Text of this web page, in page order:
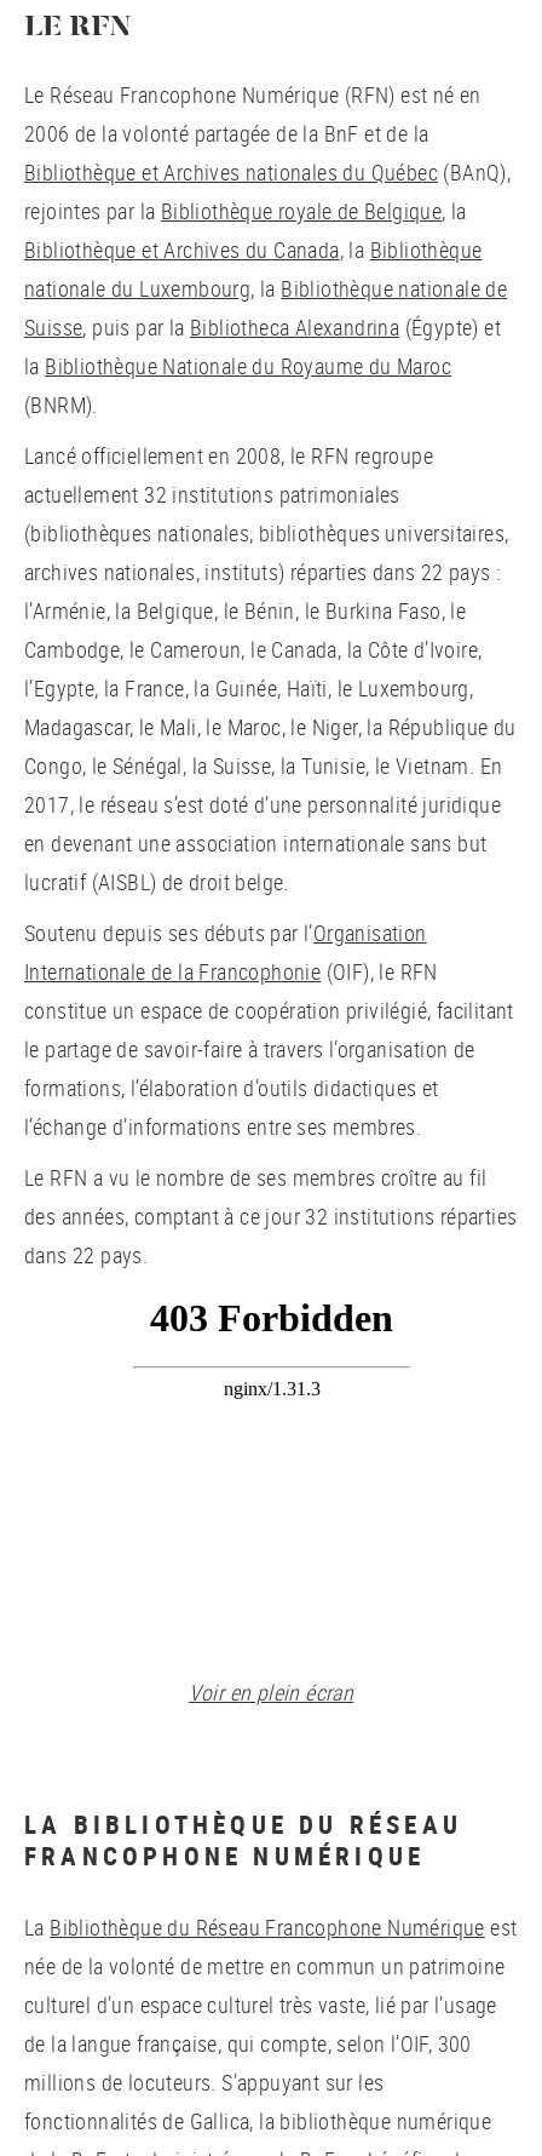
LE RFN
Le Réseau Francophone Numérique (RFN) est né en
2006 de la volonté partagée de la BnF et de la
Bibliothèque et Archives nationales du Québec (BAnQ),
rejointes par la Bibliothèque royale de Belgique, la
Bibliothèque et Archives du Canada, la Bibliothèque
nationale du Luxembourg, la Bibliothèque nationale de
Suisse, puis par la Bibliotheca Alexandrina (Égypte) et
la Bibliothèque Nationale du Royaume du Maroc
(BNRM).
Lancé officiellement en 2008, le RFN regroupe
actuellement 32 institutions patrimoniales
(bibliothèques nationales, bibliothèques universitaires,
archives nationales, instituts) réparties dans 22 pays :
l’Arménie, la Belgique, le Bénin, le Burkina Faso, le
Cambodge, le Cameroun, le Canada, la Côte d’Ivoire,
l’Egypte, la France, la Guinée, Haïti, le Luxembourg,
Madagascar, le Mali, le Maroc, le Niger, la République du
Congo, le Sénégal, la Suisse, la Tunisie, le Vietnam. En
2017, le réseau s’est doté d’une personnalité juridique
en devenant une association internationale sans but
lucratif (AISBL) de droit belge.
Soutenu depuis ses débuts par l’Organisation
Internationale de la Francophonie (OIF), le RFN
constitue un espace de coopération privilégié, facilitant
le partage de savoir-faire à travers l’organisation de
formations, l’élaboration d’outils didactiques et
l’échange d’informations entre ses membres.
Le RFN a vu le nombre de ses membres croître au fil
des années, comptant à ce jour 32 institutions réparties
dans 22 pays.
Voir en plein écran
LA BIBLIOTHÈQUE DU RÉSEAU
FRANCOPHONE NUMÉRIQUE
La Bibliothèque du Réseau Francophone Numérique est
née de la volonté de mettre en commun un patrimoine
culturel d’un espace culturel très vaste, lié par l’usage
de la langue française, qui compte, selon l’OIF, 300
millions de locuteurs. S’appuyant sur les
fonctionnalités de Gallica, la bibliothèque numérique